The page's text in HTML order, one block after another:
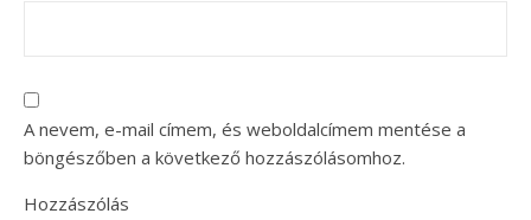
A nevem, e-mail címem, és weboldalcímem mentése a
böngészőben a következő hozzászólásomhoz.
Hozzászólás